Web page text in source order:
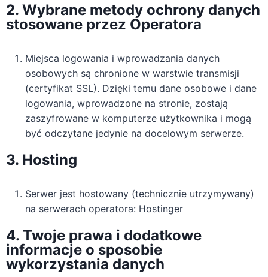
2. Wybrane metody ochrony danych
stosowane przez Operatora
Miejsca logowania i wprowadzania danych
osobowych są chronione w warstwie transmisji
(certyfikat SSL). Dzięki temu dane osobowe i dane
logowania, wprowadzone na stronie, zostają
zaszyfrowane w komputerze użytkownika i mogą
być odczytane jedynie na docelowym serwerze.
3. Hosting
Serwer jest hostowany (technicznie utrzymywany)
na serwerach operatora: Hostinger
4. Twoje prawa i dodatkowe
informacje o sposobie
wykorzystania danych